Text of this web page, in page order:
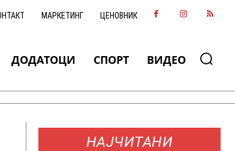
МАРКЕТИНГ ЦЕНОВНИК
ДОДАТОЦИ СПОРТ ВИДЕО
НАЈЧИТАНИ